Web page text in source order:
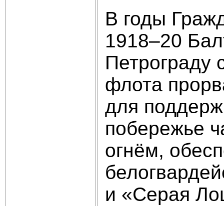
В годы
1918–20
Петрограду
флота
для
побережье
огнём,
и «Серая